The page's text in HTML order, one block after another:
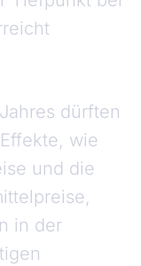
dürften
wie
und die
in der